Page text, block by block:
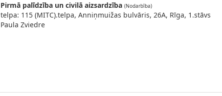
Pirmā palīdzība un civilā aizsardzība (Nodarbība)
telpa: 115 (MITC).telpa, Anniņmuižas bulvāris, 26A, Rīga, 1.stāvs
Paula Zviedre